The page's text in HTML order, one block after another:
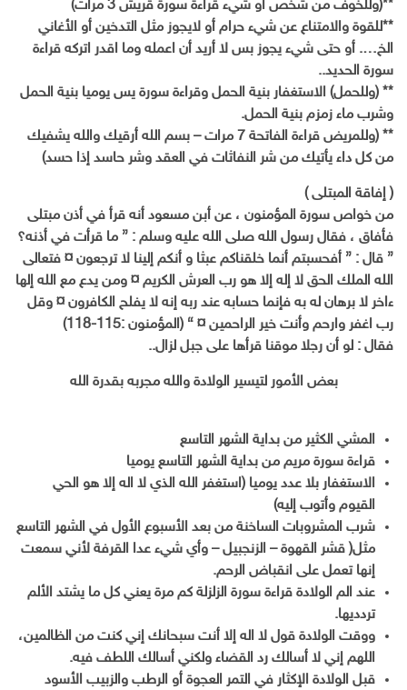
**(وللخوف من شخص أو شيء قراءة سورة قريش 3 مرات)
**للقوة والامتناع عن شيء حرام أو لايجوز مثل التدخين أو الأغاني
الخ…. أو حتى شيء يجوز بس لا أريد أن اعمله وما اقدر اتركه قراءة
سورة الحديد..
** (وللحمل) الاستغفار بنية الحمل وقراءة سورة يس يوميا بنية الحمل
وشرب ماء زمزم بنية الحمل.
** (وللمريض قراءة الفاتحة 7 مرات – بسم الله أرقيك والله يشفيك
من كل داء يأتيك من شر النفاثات في العقد وشر حاسد إذا حسد)
( إفاقة المبتلى )
من خواص سورة المؤمنون ، عن أبن مسعود أنه قرأ في أذن مبتلى
فأفاق ، فقال رسول الله صلى الله عليه وسلم : ” ما قرأت في أذنه؟
” قال : { أفحسبتم أنما خلقناكم عبثا و أنكم إلينا لا ترجعون ¤ فتعالى
الله الملك الحق لا إله إلا هو رب العرش الكريم ¤ ومن يدع مع الله إلها
ءاخر لا برهان له به فإنما حسابه عند ربه إنه لا يفلح الكافرون ¤ وقل
رب اغفر وارحم وأنت خير الراحمين ¤ } (المؤمنون :115-118)
فقال : لو أن رجلا موقنا قرأها على جبل لزال..
بعض الأمور لتيسير الولادة والله مجربه بقدرة الله
المشي الكثير من بداية الشهر التاسع
قراءة سورة مريم من بداية الشهر التاسع يوميا
الاستغفار بلا عدد يوميا (استغفر الله الذي لا اله إلا هو الحي
القيوم وأتوب إليه)
شرب المشروبات الساخنة من بعد الأسبوع الأول في الشهر التاسع
مثل( قشر القهوة – الزنجبيل – وأي شيء عدا القرفة لأني سمعت
إنها تعمل على انقباض الرحم.
عند الم الولادة قراءة سورة الزلزلة كم مرة يعني كل ما يشتد الألم
تردديها.
ووقت الولادة قول لا اله إلا أنت سبحانك إني كنت من الظالمين،
اللهم إني لا أسالك رد القضاء ولكني أسالك اللطف فيه.
قبل الولادة الإكثار في التمر العجوة أو الرطب والزبيب الأسود